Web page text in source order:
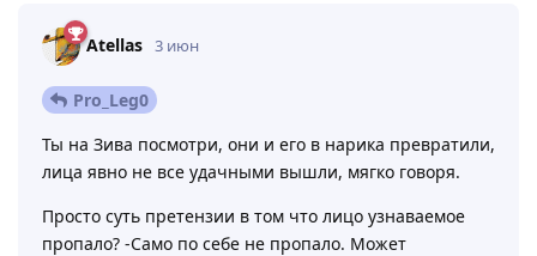
Atellas 3 июн
Pro_Leg0
Ты на Зива посмотри, они и его в нарика превратили,
лица явно не все удачными вышли, мягко говоря.
Просто суть претензии в том что лицо узнаваемое
пропало? -Само по себе не пропало. Может